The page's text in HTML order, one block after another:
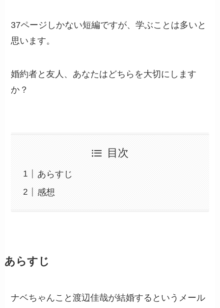
37ページしかない短編ですが、学ぶことは多いと
思います。
婚約者と友人、あなたはどちらを大切にします
か？
目次
あらすじ
感想
あらすじ
ナベちゃんこと渡辺佳哉が結婚するというメール